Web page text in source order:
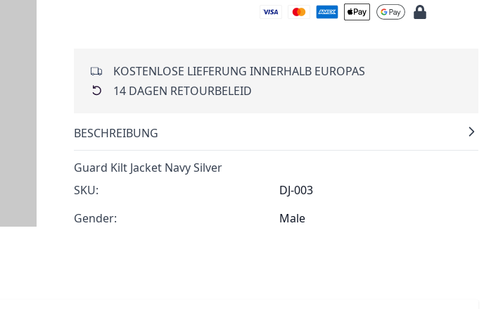
KOSTENLOSE LIEFERUNG INNERHALB EUROPAS
14 DAGEN RETOURBELEID
BESCHREIBUNG
Guard Kilt Jacket Navy Silver
SKU:
DJ-003
Gender:
Male